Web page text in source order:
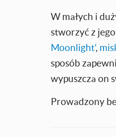
W małych i
stworzyć z
Moonlight',
sposób
wypuszcza on
Prowadzony